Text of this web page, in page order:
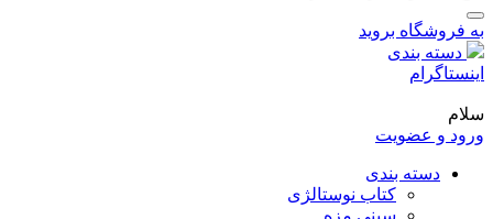
به فروشگاه بروید
دسته بندی
اینستاگرام
سلام
ورود و عضویت
دسته بندی
کتاب نوستالژی
سینی مزه